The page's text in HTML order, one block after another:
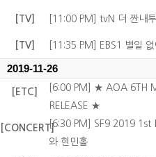
[TV] [11:00 PM] tvN 더 짠내
[TV] [11:35 PM] EBS1 별일
2019-11-26
[ETC]
[6:00 PM] ★ AOA 6TH
RELEASE ★
[CONCERT][6:30 PM] SF9 2019 1st
와 현민홀